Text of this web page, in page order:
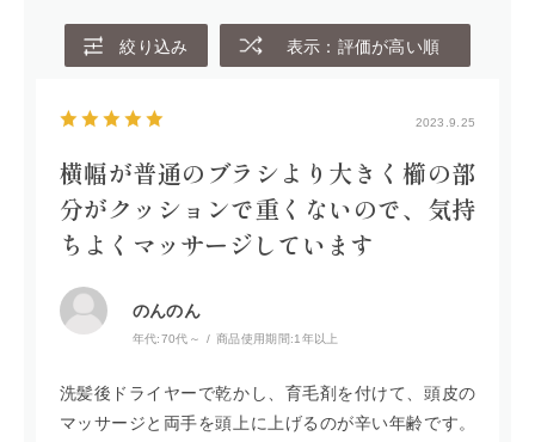
絞り込み 表示：評価が高い順
2023.9.25
横幅が普通のブラシより大きく櫛の部
分がクッションで重くないので、気持
ちよくマッサージしています
のんのん
年代:70代～ 商品使用期間:1年以上
洗髪後ドライヤーで乾かし、育毛剤を付けて、頭皮の
マッサージと両手を頭上に上げるのが辛い年齢です。